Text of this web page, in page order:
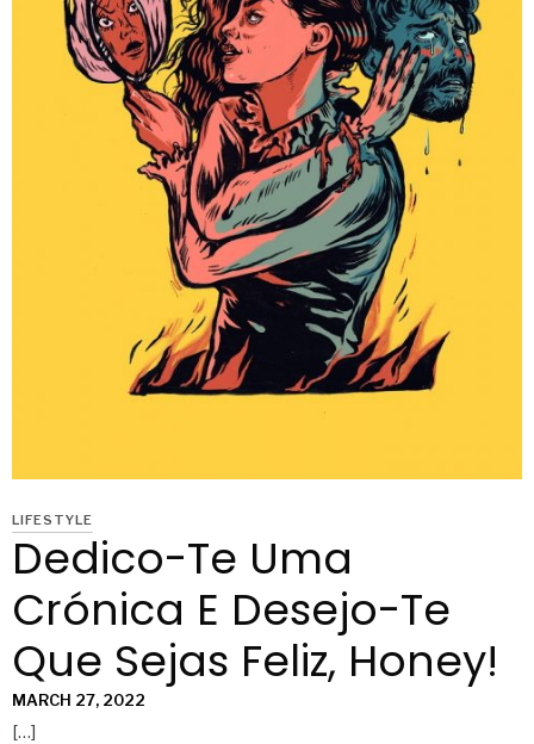
LIFESTYLE
Dedico-Te Uma
Crónica E Desejo-Te
Que Sejas Feliz, Honey!
MARCH 27, 2022
[…]